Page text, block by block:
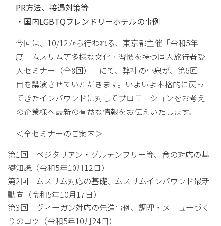
PR方法、接遇対策等
・国内LGBTQフレンドリーホテルの事例
今回は、10/12から行われる、東京都主催「令和5年
度 ムスリム等多様な文化・習慣を持つ国人旅行者受
入セミナー（全8回）」にて、弊社の小泉が、第6回
目を講演させていただきます。いよいよ本格的に戻っ
てきたインバウンドに対してプロモーションをお考え
の企業様へ最新の有益な情報をお伝えいたします。
＜全セミナーのご案内＞
第1回 ベジタリアン・グルテンフリー等、食の対応の基
礎知識（令和5年10月12日）
第2回 ムスリム対応の基礎、ムスリムインバウンド最新
動向（令和5年10月17日）
第3回 ヴィーガン対応の先進事例、調理・メニューづく
りのコツ（令和5年10月24日）